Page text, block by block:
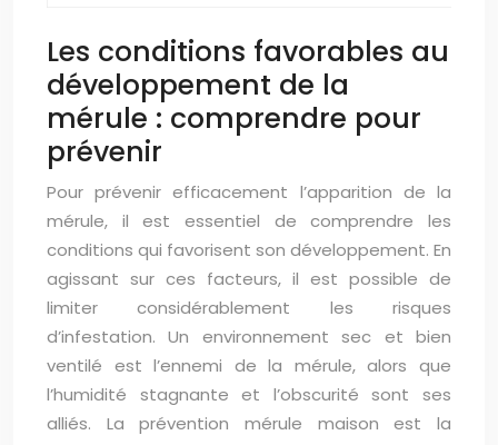
Les conditions favorables au
développement de la
mérule : comprendre pour
prévenir
Pour prévenir efficacement l’apparition de la
mérule, il est essentiel de comprendre les
conditions qui favorisent son développement. En
agissant sur ces facteurs, il est possible de
limiter considérablement les risques
d’infestation. Un environnement sec et bien
ventilé est l’ennemi de la mérule, alors que
l’humidité stagnante et l’obscurité sont ses
alliés. La prévention mérule maison est la